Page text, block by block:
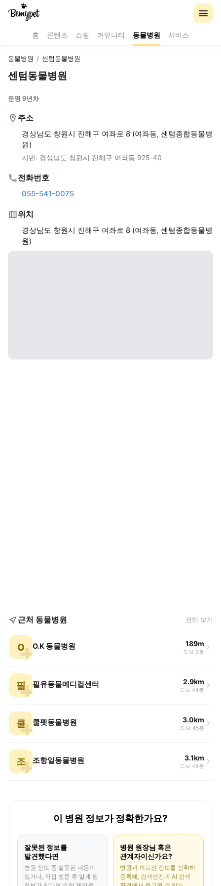
홈 콘텐츠 쇼핑 커뮤니티 동물병원 서비스
동물병원 / 센텀동물병원
센텀동물병원
운영 9년차
주소
경상남도 창원시 진해구 여좌로 8 (여좌동, 센텀종합동물병
원)
지번: 경상남도 창원시 진해구 여좌동 925-40
전화번호
055-541-0075
위치
경상남도 창원시 진해구 여좌로 8 (여좌동, 센텀종합동물병
원)
근처 동물병원 전체 보기
O O.K 동물병원 189m
도보 3분
필 필유동물메디컬센터 2.9km
도보 44분
쿨 쿨펫동물병원 3.0km
도보 45분
조 조항일동물병원 3.1km
도보 46분
이 병원 정보가 정확한가요?
잘못된 정보를
발견했다면
병원 정보 중 잘못된 내용이
있거나, 직접 방문 후 알게 된
병원 원장님 혹은
관계자이신가요?
병원과 의료진 정보를 정확히
등록해, 검색엔진과 AI 검색